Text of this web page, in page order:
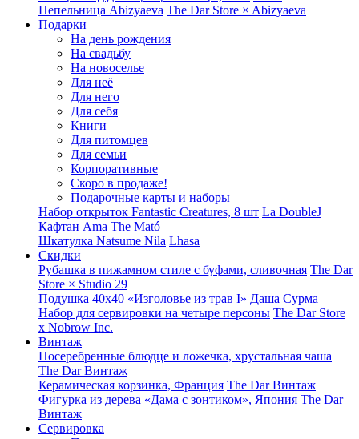
Пепельница Abizyaeva The Dar Store × Abizyaeva
Подарки
На день рождения
На свадьбу
На новоселье
Для неё
Для него
Для себя
Книги
Для питомцев
Для семьи
Корпоративные
Скоро в продаже!
Подарочные карты и наборы
Набор открыток Fantastic Creatures, 8 шт La DoubleJ
Кафтан Ama The Mató
Шкатулка Natsume Nila Lhasa
Скидки
Рубашка в пижамном стиле с буфами, сливочная The Dar
Store × Studio 29
Подушка 40x40 «Изголовье из трав I» Даша Сурма
Набор для сервировки на четыре персоны The Dar Store
х Nobrow Inc.
Винтаж
Посеребренные блюдце и ложечка, хрустальная чаша
The Dar Винтаж
Керамическая корзинка, Франция The Dar Винтаж
Фигурка из дерева «Дама с зонтиком», Япония The Dar
Винтаж
Сервировка